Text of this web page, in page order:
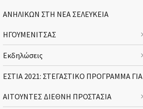
ΑΝΗΛΙΚΩΝ ΣΤΗ ΝΕΑ ΣΕΛΕΥΚΕΙΑ
ΗΓΟΥΜΕΝΙΤΣΑΣ
Εκδηλώσεις
ΕΣΤΙΑ 2021: ΣΤΕΓΑΣΤΙΚΟ ΠΡΟΓΡΑΜΜΑ ΓΙΑ
ΑΙΤΟΥΝΤΕΣ ΔΙΕΘΝΗ ΠΡΟΣΤΑΣΙΑ